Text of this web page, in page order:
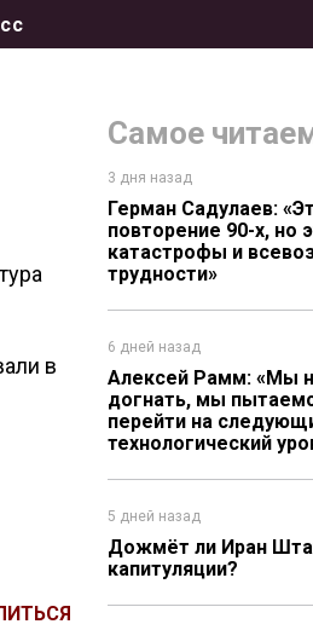
Самое
3 дня назад
Герман Садулаев:
повторение 90-х, но
катастрофы и
трудности»
6 дней назад
Алексей Рамм: «Мы
догнать, мы
перейти на
технологический
5 дней назад
Дожмёт ли Иран
капитуляции?
в